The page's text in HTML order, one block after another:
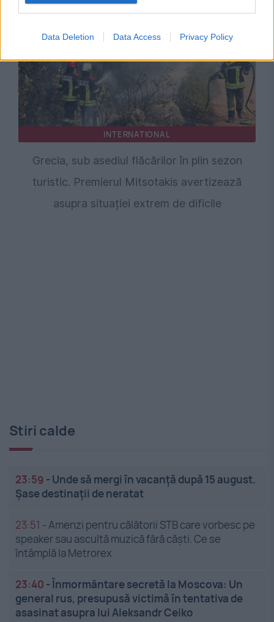
Data Deletion Data Access Privacy Policy
INTERNATIONAL
Grecia, sub asediul flăcărilor în plin sezon
turistic. Premierul Mitsotakis avertizează
asupra situației extrem de dificile
Stiri calde
23:59 - Unde să mergi în vacanță după 15 august.
Șase destinații de neratat
23:51 -Amenzi pentru călătorii STB care vorbesc pe
speaker sau ascultă muzică fără căști. Ce se
întâmplă la Metrorex
23:40 -Înmormântare secretă la Moscova: Un
general rus, presupusă victimă în tentativa de
asasinat asupra lui Aleksandr Ceiko